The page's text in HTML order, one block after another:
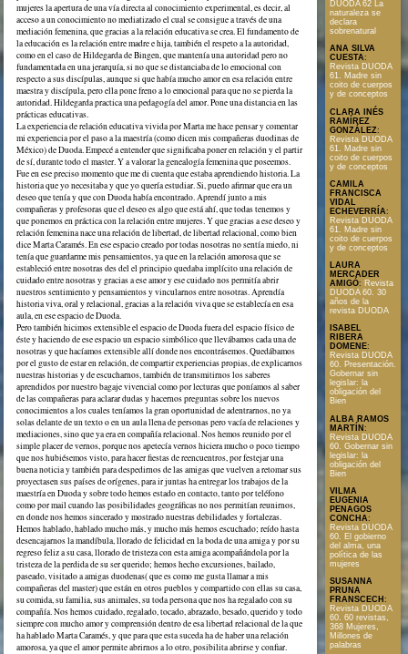
mujeres la apertura de una vía directa al conocimiento experimental, es decir, al
acceso a un conocimiento no mediatizado el cual se consigue a través de una
mediación femenina, que gracias a la relación educativa se crea. El fundamento de
la educación es la relación entre madre e hija, también el respeto a la autoridad,
como en el caso de Hildegarda de Bingen, que mantenía una autoridad pero no
fundamentada en una jerarquía, si no que se distanciaba de lo emocional con
respecto a sus discípulas, aunque si que había mucho amor en esa relación entre
maestra y discípula, pero ella pone freno a lo emocional para que no se pierda la
autoridad. Hildegarda practica una pedagogía del amor. Pone una distancia en las
prácticas educativas.
La experiencia de relación educativa vivida por Marta me hace pensar y comentar
mi experiencia por el paso a la maestría (como dicen mis compañeras duodinas de
México) de Duoda. Empecé a entender que significaba poner en relación y el partir
de sí, durante todo el master. Y a valorar la genealogía femenina que poseemos.
Fue en ese preciso momento que me di cuenta que estaba aprendiendo historia. La
historia que yo necesitaba y que yo quería estudiar. Si, puedo afirmar que era un
deseo que tenía y que con Duoda había encontrado. Aprendí junto a mis
compañeras y profesoras que el deseo es algo que está ahí, que todas tenemos y
que ponemos en práctica con la relación entre mujeres. Y que gracias a ese deseo y
relación femenina nace una relación de libertad, de libertad relacional, como bien
dice Marta Caramés. En ese espacio creado por todas nosotras no sentía miedo, ni
tenía que guardarme mis pensamientos, ya que en la relación amorosa que se
estableció entre nosotras des del el principio quedaba implícito una relación de
cuidado entre nosotras y gracias a ese amor y ese cuidado nos permitía abrir
nuestros sentimiento y pensamientos y vincularnos entre nosotras. Aprendía
historia viva, oral y relacional, gracias a la relación viva que se establecía en esa
aula, en ese espacio de Duoda.
Pero también hicimos extensible el espacio de Duoda fuera del espacio físico de
éste y haciendo de ese espacio un espacio simbólico que llevábamos cada una de
nosotras y que hacíamos extensible allí donde nos encontrásemos. Quedábamos
por el gusto de estar en relación, de compartir experiencias propias, de explicarnos
nuestras historias y de escucharnos, también de transmitirnos los saberes
aprendidos por nuestro bagaje vivencial como por lecturas que poníamos al saber
de las compañeras para aclarar dudas y hacernos preguntas sobre los nuevos
conocimientos a los cuales teníamos la gran oportunidad de adentrarnos, no ya
solas delante de un texto o en un aula llena de personas pero vacía de relaciones y
mediaciones, sino que ya era en compañía relacional. Nos hemos reunido por el
simple placer de vernos, porque nos apetecía vernos hiciera mucho o poco tiempo
que nos hubiésemos visto, para hacer fiestas de reencuentros, por festejar una
buena noticia y también para despedirnos de las amigas que vuelven a retomar sus
proyectasen sus países de orígenes, para ir juntas ha entregar los trabajos de la
maestría en Duoda y sobre todo hemos estado en contacto, tanto por teléfono
como por mail cuando las posibilidades geográficas no nos permitían reunirnos,
en donde nos hemos sincerado y mostrado nuestras debilidades y fortalezas.
Hemos hablado, hablado mucho más, y mucho más hemos escuchado; reído hasta
desencajarnos la mandíbula, llorado de felicidad en la boda de una amiga y por su
regreso feliz a su casa, llorado de tristeza con esta amiga acompañándola por la
tristeza de la perdida de su ser querido; hemos hecho excursiones, bailado,
paseado, visitado a amigas duodenas( que es como me gusta llamar a mis
compañeras del master) que están en otros pueblos y compartido con ellas su casa,
su comida, su familia, sus animales, su toda persona que nos ha regalado con su
compañía. Nos hemos cuidado, regalado, tocado, abrazado, besado, querido y todo
siempre con mucho amor y comprensión dentro de esa libertad relacional de la que
ha hablado Marta Caramés, y que para que esta suceda ha de haber una relación
amorosa, ya que el amor permite abrirnos a lo otro, posibilita abrirse y confiar.
DUODA 62 La
naturaleza se
declara
sobrenatural
ANA SILVA
CUESTA:
Revista DUODA
61. Madre sin
coito de cuerpos
y de conceptos
CLARA INÉS
RAMÍREZ
GONZÁLEZ:
Revista DUODA
61. Madre sin
coito de cuerpos
y de conceptos
CAMILA
FRANCISCA
VIDAL
ECHEVERRÍA:
Revista DUODA
61. Madre sin
coito de cuerpos
y de conceptos
LAURA
MERCADER
AMIGÓ: Revista
DUODA 60. 30
años de la
revista DUODA
ISABEL
RIBERA
DOMENE:
Revista DUODA
60. Presentación.
Gobernar sin
legislar: la
obligación del
Bien
ALBA RAMOS
MARTÍN :
Revista DUODA
60. Gobernar sin
legislar: la
obligación del
Bien
VILMA
EUGENIA
PENAGOS
CONCHA:
Revista DUODA
60. El gobierno
del alma, una
política de las
mujeres
SUSANNA
PRUNA
FRANSCECH :
Revista DUODA
60. 60 revistas,
368 Mujeres,
Millones de
palabras